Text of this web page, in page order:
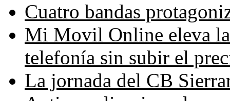
Cuatro bandas
Mi Movil Online eleva
telefonía sin subir el
La jornada del CB